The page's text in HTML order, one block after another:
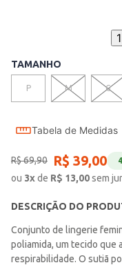
1
TAMANHO
P M G
Tabela de Medidas
R$69,90 R$ 39,00
ou 3xde R$ 13,00sem
DESCRIÇÃO DO
Conjunto de lingerie
poliamida, um tecido que
respirabilidade. O sutiã